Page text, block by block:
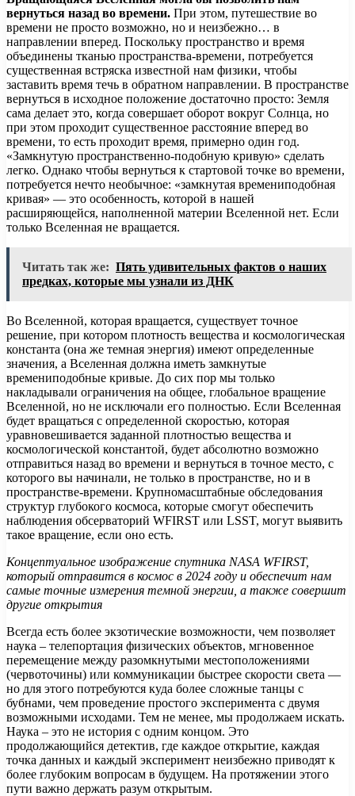
вернуться назад во времени. При этом, путешествие во
времени не просто возможно, но и неизбежно… в
направлении вперед. Поскольку пространство и время
объединены тканью пространства-времени, потребуется
существенная встряска известной нам физики, чтобы
заставить время течь в обратном направлении. В пространстве
вернуться в исходное положение достаточно просто: Земля
сама делает это, когда совершает оборот вокруг Солнца, но
при этом проходит существенное расстояние вперед во
времени, то есть проходит время, примерно один год.
«Замкнутую пространственно-подобную кривую» сделать
легко. Однако чтобы вернуться к стартовой точке во времени,
потребуется нечто необычное: «замкнутая времениподобная
кривая» — это особенность, которой в нашей
расширяющейся, наполненной материи Вселенной нет. Если
только Вселенная не вращается.
Читать так же: Пять удивительных фактов о наших
предках, которые мы узнали из ДНК
Во Вселенной, которая вращается, существует точное
решение, при котором плотность вещества и космологическая
константа (она же темная энергия) имеют определенные
значения, а Вселенная должна иметь замкнутые
времениподобные кривые. До сих пор мы только
накладывали ограничения на общее, глобальное вращение
Вселенной, но не исключали его полностью. Если Вселенная
будет вращаться с определенной скоростью, которая
уравновешивается заданной плотностью вещества и
космологической константой, будет абсолютно возможно
отправиться назад во времени и вернуться в точное место, с
которого вы начинали, не только в пространстве, но и в
пространстве-времени. Крупномасштабные обследования
структур глубокого космоса, которые смогут обеспечить
наблюдения обсерваторий WFIRST или LSST, могут выявить
такое вращение, если оно есть.
Концептуальное изображение спутника NASA WFIRST,
который отправится в космос в 2024 году и обеспечит нам
самые точные измерения темной энергии, а также совершит
другие открытия
Всегда есть более экзотические возможности, чем позволяет
наука – телепортация физических объектов, мгновенное
перемещение между разомкнутыми местоположениями
(червоточины) или коммуникации быстрее скорости света —
но для этого потребуются куда более сложные танцы с
бубнами, чем проведение простого эксперимента с двумя
возможными исходами. Тем не менее, мы продолжаем искать.
Наука – это не история с одним концом. Это
продолжающийся детектив, где каждое открытие, каждая
точка данных и каждый эксперимент неизбежно приводят к
более глубоким вопросам в будущем. На протяжении этого
пути важно держать разум открытым.